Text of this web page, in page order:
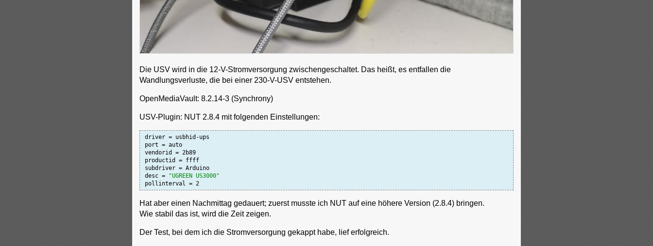
Die USV wird in die 12-V-Stromversorgung zwischengeschaltet. Das heißt, es entfallen die
Wandlungsverluste, die bei einer 230-V-USV entstehen.
OpenMediaVault: 8.2.14-3 (Synchrony)
USV-Plugin: NUT 2.8.4 mit folgenden Einstellungen:
driver = usbhid-ups
port = auto
vendorid = 2b89
productid = ffff
subdriver = Arduino
desc =
"UGREEN US3000"
pollinterval = 2
Hat aber einen Nachmittag gedauert; zuerst musste ich NUT auf eine höhere Version (2.8.4) bringen.
Wie stabil das ist, wird die Zeit zeigen.
Der Test, bei dem ich die Stromversorgung gekappt habe, lief erfolgreich.